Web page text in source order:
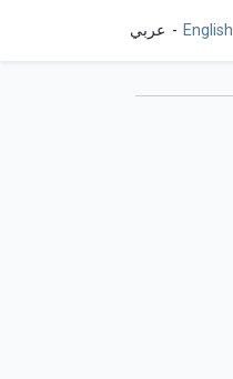
English عربي